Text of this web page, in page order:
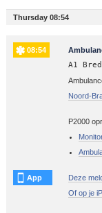
Thursday 08:54
08:54
A1
Noord-
P2000
App
Deze
Of op je